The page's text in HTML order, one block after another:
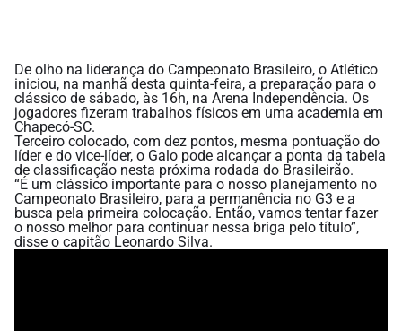
De olho na liderança do Campeonato Brasileiro, o Atlético
iniciou, na manhã desta quinta-feira, a preparação para o
clássico de sábado, às 16h, na Arena Independência. Os
jogadores fizeram trabalhos físicos em uma academia em
Chapecó-SC.
Terceiro colocado, com dez pontos, mesma pontuação do
líder e do vice-líder, o Galo pode alcançar a ponta da tabela
de classificação nesta próxima rodada do Brasileirão.
“É um clássico importante para o nosso planejamento no
Campeonato Brasileiro, para a permanência no G3 e a
busca pela primeira colocação. Então, vamos tentar fazer
o nosso melhor para continuar nessa briga pelo título”,
disse o capitão Leonardo Silva.